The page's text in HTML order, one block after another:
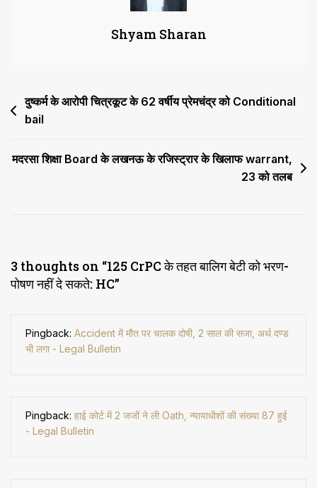
पोषण
नहीं
Shyam Sharan
Post
navigation
दुष्कर्म के आरोपी चित्रकूट के 62 वर्षीय प्रेमचंद्र को Conditional
bail
मदरसा शिक्षा Board के लखनऊ के रजिस्ट्रार के खिलाफ warrant,
23 को तलब
3 thoughts on “125 CrPC के तहत बालिग बेटी को भरण-
पोषण नहीं दे सकते: HC”
Pingback: Accident में मौत पर चालक दोषी, 2 साल की सजा, अर्थ दण्ड
भी लगा - Legal Bulletin
Pingback: हाई कोर्ट में 2 जजों ने ली Oath, न्यायाधीशों की संख्या 87 हुई
- Legal Bulletin